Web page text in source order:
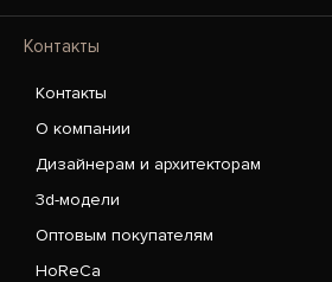
Контакты
Контакты
О компании
Дизайнерам и архитекторам
3d-модели
Оптовым покупателям
HoReCa